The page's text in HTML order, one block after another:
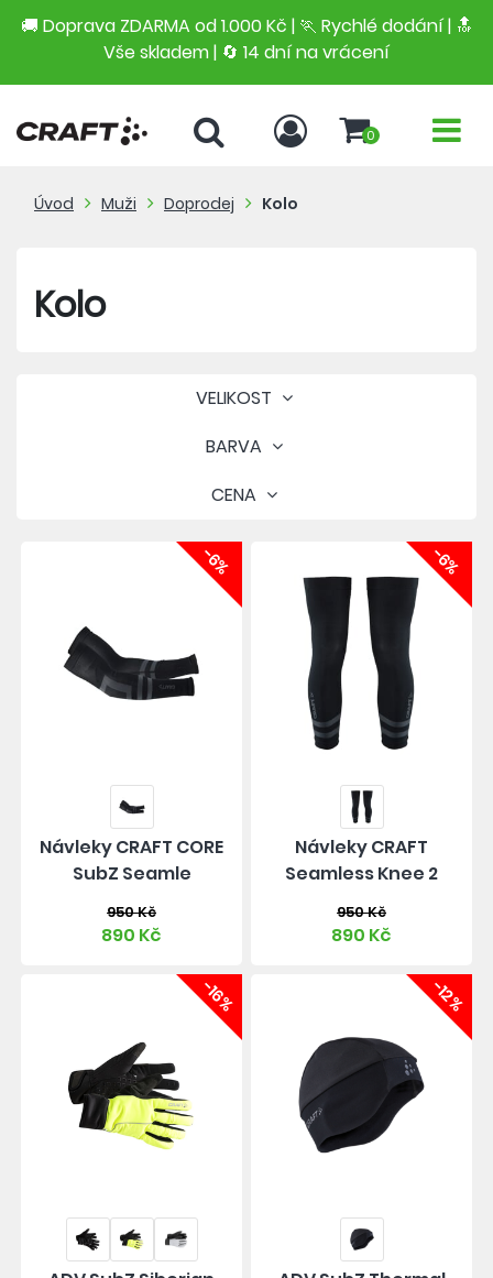
🚚 Doprava ZDARMA od 1.000 Kč | 🏃 Rychlé dodání | 🔝
Vše skladem | 🔄 14 dní na vrácení
0
Úvod Muži Doprodej Kolo
Kolo
VELIKOST
BARVA
CENA
-6%
Návleky CRAFT CORE
SubZ Seamle
950 Kč
890 Kč
-6%
Návleky CRAFT
Seamless Knee 2
950 Kč
890 Kč
-16% -12%